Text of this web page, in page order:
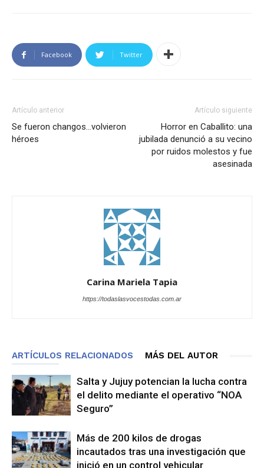
Facebook Twitter
Artículo anterior
Se fueron changos…volvieron
héroes
Artículo siguiente
Horror en Caballito: una
jubilada denunció a su vecino
por ruidos molestos y fue
asesinada
Carina Mariela Tapia
https://todaslasvocestodas.com.ar
ARTÍCULOS RELACIONADOS MÁS DEL AUTOR
Salta y Jujuy potencian la lucha contra
el delito mediante el operativo “NOA
Seguro”
Más de 200 kilos de drogas
incautados tras una investigación que
inició en un control vehicular